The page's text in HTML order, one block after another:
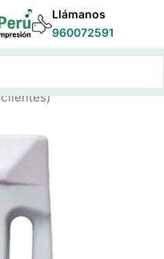
Llámanos
960072591
Compatible HP